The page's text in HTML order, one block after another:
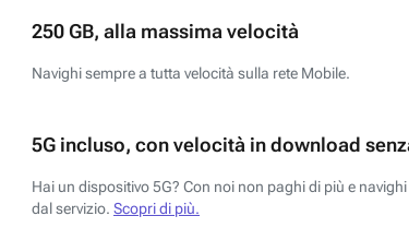
250 GB, alla massima velocità
Navighi sempre a tutta velocità sulla rete Mobile.
5G incluso, con velocità in download
Hai un dispositivo 5G? Con noi non paghi di più e
dal servizio. Scopri di più.